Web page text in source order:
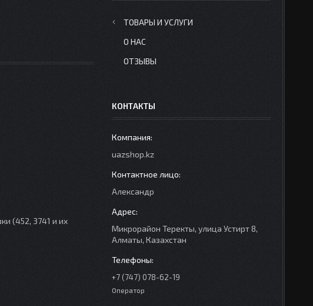
(452, 3741 и их
ТОВАРЫ И УСЛУГИ
О НАС
ОТЗЫВЫ
КОНТАКТЫ
uazshop.kz
Александр
Микрорайон Теректы, улица Устирт 8,
Алматы, Казахстан
+7 (747) 078-62-19
Оператор